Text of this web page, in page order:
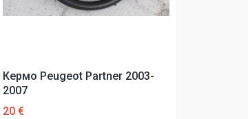
Кермо Peugeot Partner 2003-
2007
20 €